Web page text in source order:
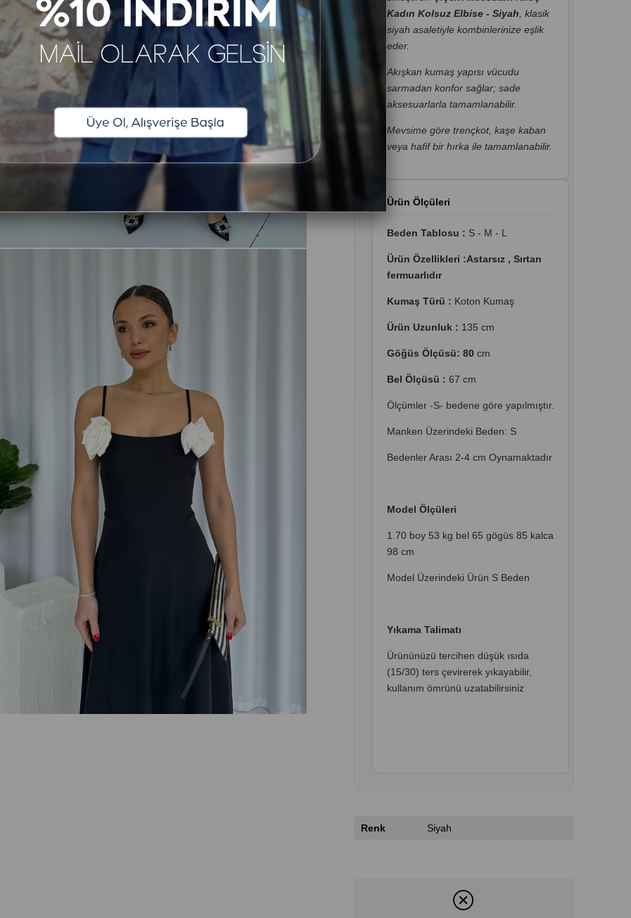
Kadın Kolsuz Elbise - Siyah , klasik
siyah asaletiyle kombinlerinize eşlik
eder.
Akışkan kumaş yapısı vücudu
sarmadan konfor sağlar; sade
aksesuarlarla tamamlanabilir.
Mevsime göre trençkot, kaşe kaban
veya hafif bir hırka ile tamamlanabilir.
Ürün Ölçüleri
Beden Tablosu : S - M - L
Ürün Özellikleri :Astarsız , Sırtan
fermuarlıdır
Kumaş Türü : Koton Kumaş
Ürün Uzunluk : 135 cm
Göğüs Ölçüsü: 80cm
Bel Ölçüsü : 67 cm
Ölçümler -S- bedene göre yapılmıştır.
Manken Üzerindeki Beden: S
Bedenler Arası 2-4 cm Oynamaktadır
Model Ölçüleri
1.70 boy 53 kg bel 65 gögüs 85 kalca
98 cm
Model Üzerindeki Ürün S Beden
Yıkama Talimatı
Ürününüzü tercihen düşük ısıda
(15/30) ters çevirerek yıkayabilir,
kullanım ömrünü uzatabilirsiniz
Renk Siyah